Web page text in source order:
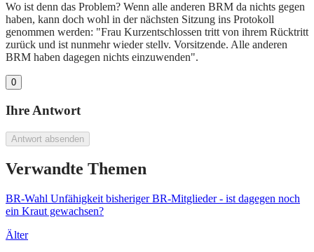
Wo ist denn das Problem? Wenn alle anderen BRM da nichts gegen
haben, kann doch wohl in der nächsten Sitzung ins Protokoll
genommen werden: "Frau Kurzentschlossen tritt von ihrem Rücktritt
zurück und ist nunmehr wieder stellv. Vorsitzende. Alle anderen
BRM haben dagegen nichts einzuwenden".
0
Ihre Antwort
Antwort absenden
Verwandte Themen
BR-Wahl Unfähigkeit bisheriger BR-Mitglieder - ist dagegen noch
ein Kraut gewachsen?
Älter